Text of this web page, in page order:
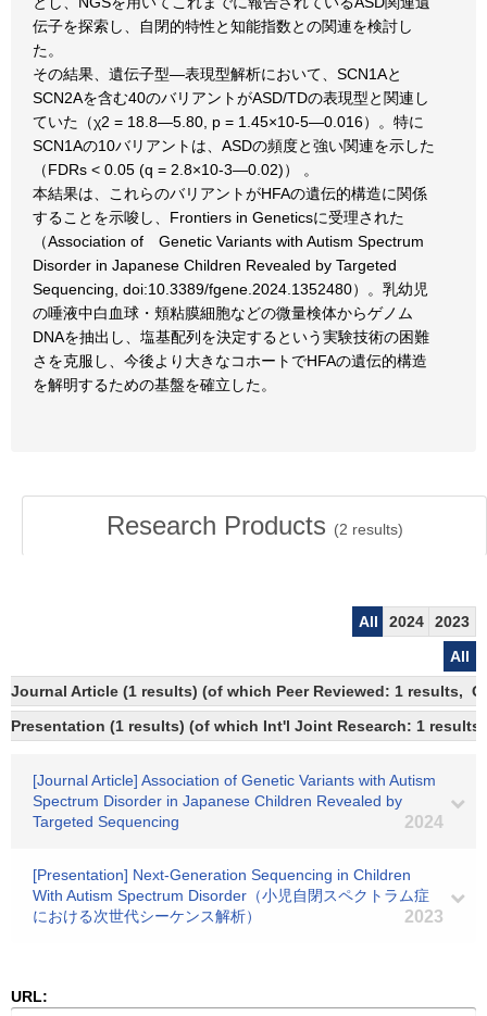
伝子を探索し、自閉的特性と知能指数との関連を検討し
た。
その結果、遺伝子型―表現型解析において、SCN1Aと
SCN2Aを含む40のバリアントがASD/TDの表現型と関連し
ていた（χ2 = 18.8―5.80, p = 1.45×10-5―0.016）。特に
SCN1Aの10バリアントは、ASDの頻度と強い関連を示した
（FDRs < 0.05 (q = 2.8×10-3―0.02)） 。
本結果は、これらのバリアントがHFAの遺伝的構造に関係
することを示唆し、Frontiers in Geneticsに受理された
（Association of Genetic Variants with Autism Spectrum
Disorder in Japanese Children Revealed by Targeted
Sequencing, doi:10.3389/fgene.2024.1352480）。乳幼児
の唾液中白血球・頬粘膜細胞などの微量検体からゲノム
DNAを抽出し、塩基配列を決定するという実験技術の困難
さを克服し、今後より大きなコホートでHFAの遺伝的構造
を解明するための基盤を確立した。
Research Products (2 results)
All 2024
2023
All
Journal Article (1 results) (of which Peer Reviewed: 1 results,
Presentation (1 results) (of which Int'l Joint Research: 1 results)
[Journal Article] Association of Genetic Variants with Autism
Spectrum Disorder in Japanese Children Revealed by
Targeted Sequencing
2024
[Presentation] Next-Generation Sequencing in Children
With Autism Spectrum Disorder（小児自閉スペクトラム症
における次世代シーケンス解析）
2023
URL: